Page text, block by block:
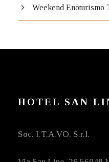
Weekend Enoturismo
HOTEL SAN
Soc. I.T.A.VO. S.r.l.